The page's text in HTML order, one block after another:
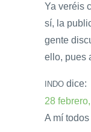
Ya veréis
sí, la
gente
ello, pues
INDO dice:
28
A mí